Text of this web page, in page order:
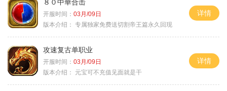
８０中華合击
开服时间： 03月/09日
版本介绍： 专属独家免费送切割帝王篇永久回现
详情
攻速复古单职业
开服时间： 03月/09日
版本介绍：
元宝可不充值见面就是干
详情